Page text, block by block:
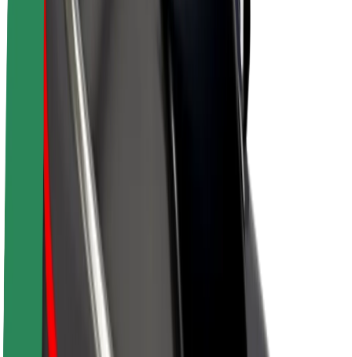
O společnosti Bolt
Udržitelnost podle Boltu
Projekt Zero
Blog
Tiskové centrum
Pokyny ke značce
Naše poslání
Vztahy s investory
Vedení
Značka
Média
Městský fond
Bezpečnost